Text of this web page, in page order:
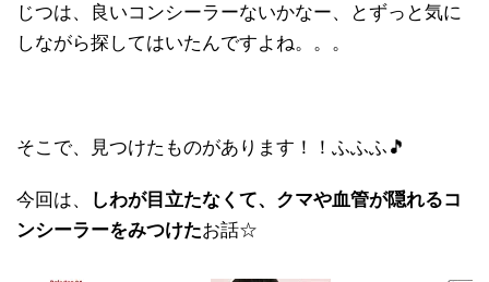
じつは、良いコンシーラーないかなー、とずっと気に
しながら探してはいたんですよね。。。
そこで、見つけたものがあります！！ふふふ🎵
今回は、
しわが目立たなくて、クマや血管が隠れるコ
ンシーラーをみつけたお話☆